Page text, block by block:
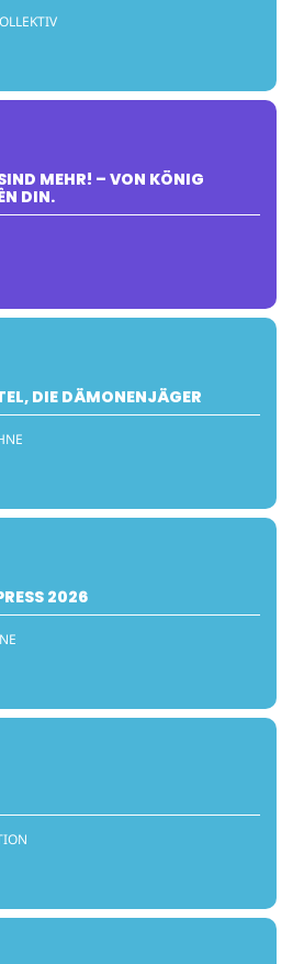
MEHR! – VON KÖNIG
DIN.
DIE DÄMONENJÄGER
2026